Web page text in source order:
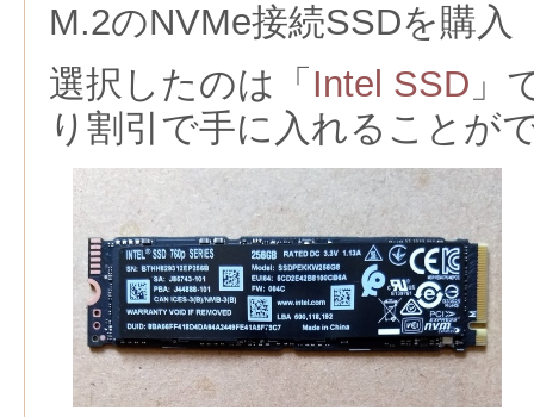
M.2のNVMe接続SSDを購入
選択したのは「 Intel SSD 」
り割引で手に入れることが